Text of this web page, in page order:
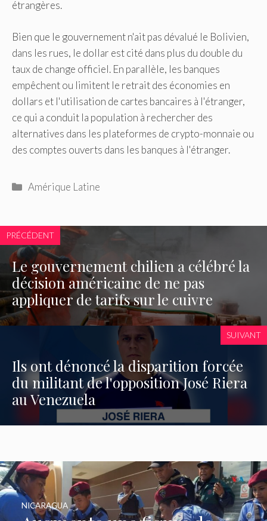
étrangères.
Bien que le gouvernement n'ait pas dévalué le Bolivien,
dans les rues, le dollar est cité dans plus du double du
taux de change officiel. En parallèle, les banques
empêchent ou limitent le retrait des économies en
dollars et l'utilisation de cartes bancaires à l'étranger,
ce qui a conduit la population à rechercher des
alternatives dans les plateformes de crypto-monnaie ou
des comptes ouverts dans les banques à l'étranger.
Catégories
Amérique Latine
PRÉCÉDENT
Le gouvernement chilien a célébré la
décision américaine de ne pas
appliquer de tarifs sur le cuivre
SUIVANT
Ils ont dénoncé la disparition forcée
du militant de l'opposition José Riera
au Venezuela
NICARAGUA